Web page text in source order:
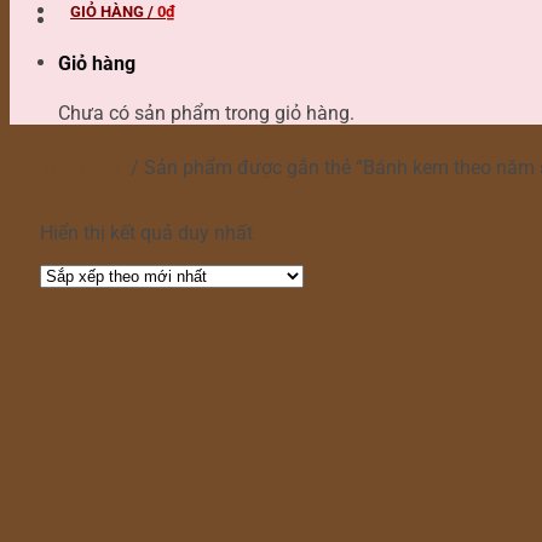
GIỎ HÀNG / 0₫
Giỏ hàng
Chưa có sản phẩm trong giỏ hàng.
/ Sản phẩm được gắn thẻ “Bánh kem theo năm
Hiển thị kết quả duy nhất